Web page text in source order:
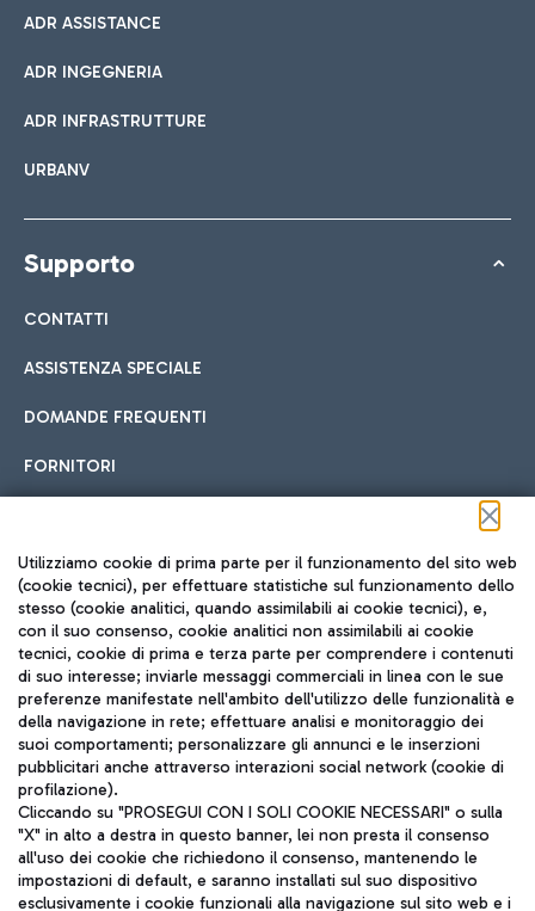
ADR ASSISTANCE
ADR INGEGNERIA
ADR INFRASTRUTTURE
URBANV
Supporto
CONTATTI
ASSISTENZA SPECIALE
DOMANDE FREQUENTI
FORNITORI
Seguici sui social
TRAVEL JOURNAL
ITA
Utilizziamo cookie di prima parte per il funzionamento del sito web
(cookie tecnici), per effettuare statistiche sul funzionamento dello
stesso (cookie analitici, quando assimilabili ai cookie tecnici), e,
con il suo consenso, cookie analitici non assimilabili ai cookie
tecnici, cookie di prima e terza parte per comprendere i contenuti
di suo interesse; inviarle messaggi commerciali in linea con le sue
preferenze manifestate nell'ambito dell'utilizzo delle funzionalità e
della navigazione in rete; effettuare analisi e monitoraggio dei
suoi comportamenti; personalizzare gli annunci e le inserzioni
pubblicitari anche attraverso interazioni social network (cookie di
profilazione).
Cliccando su "PROSEGUI CON I SOLI COOKIE NECESSARI" o sulla
"X" in alto a destra in questo banner, lei non presta il consenso
all'uso dei cookie che richiedono il consenso, mantenendo le
impostazioni di default, e saranno installati sul suo dispositivo
esclusivamente i cookie funzionali alla navigazione sul sito web e i